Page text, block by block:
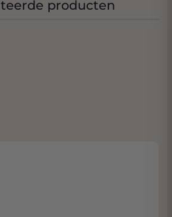
wordt dan jaren later
producten